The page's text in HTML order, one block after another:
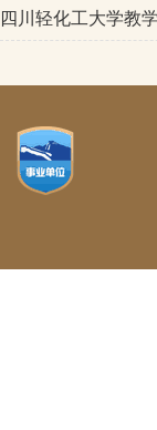
四川轻化工大学教